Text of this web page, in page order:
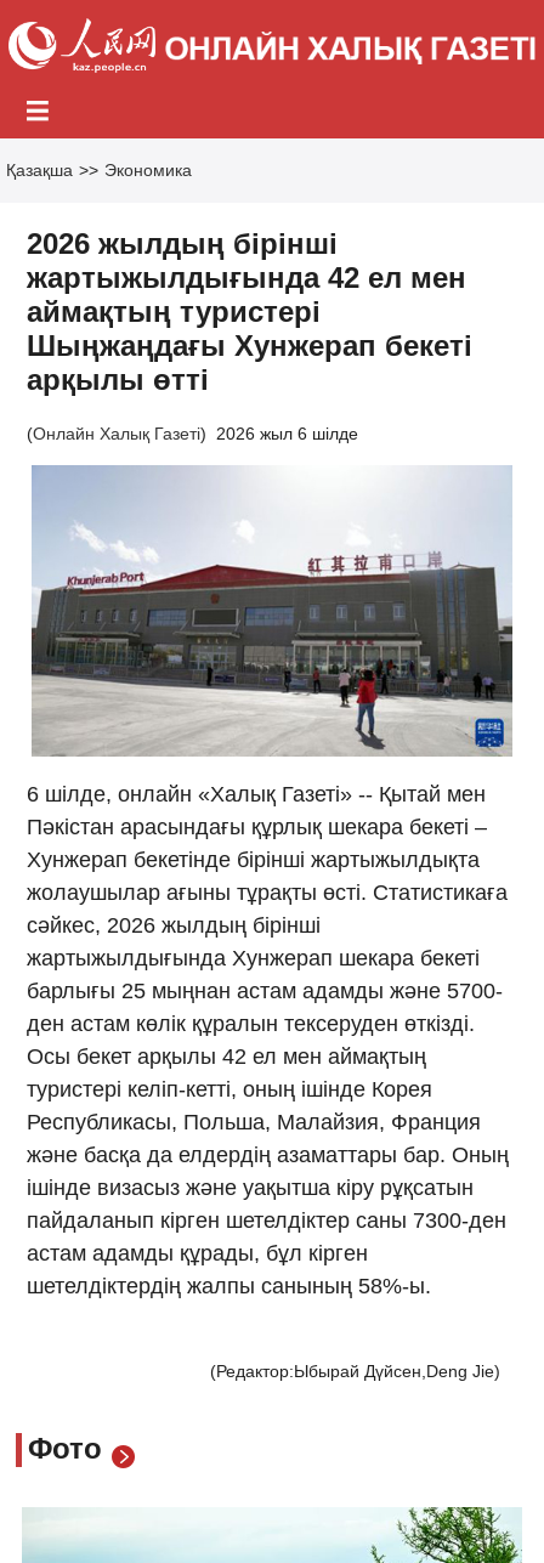
Қазақша >> Экономика
2026 жылдың бірінші
жартыжылдығында 42 ел мен
аймақтың туристері
Шыңжаңдағы Хунжерап бекеті
арқылы өтті
(Онлайн Халық Газеті) 2026 жыл 6 шілде
6 шілде, онлайн «Халық Газеті» -- Қытай мен
Пәкістан арасындағы құрлық шекара бекеті –
Хунжерап бекетінде бірінші жартыжылдықта
жолаушылар ағыны тұрақты өсті. Статистикаға
сәйкес, 2026 жылдың бірінші
жартыжылдығында Хунжерап шекара бекеті
барлығы 25 мыңнан астам адамды және 5700-
ден астам көлік құралын тексеруден өткізді.
Осы бекет арқылы 42 ел мен аймақтың
туристері келіп-кетті, оның ішінде Корея
Республикасы, Польша, Малайзия, Франция
және басқа да елдердің азаматтары бар. Оның
ішінде визасыз және уақытша кіру рұқсатын
пайдаланып кірген шетелдіктер саны 7300-ден
астам адамды құрады, бұл кірген
шетелдіктердің жалпы санының 58%-ы.
(Редактор:Ыбырай Дүйсен,Deng Jie)
Фото